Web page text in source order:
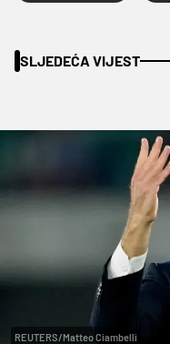
SLJEDEĆA VIJEST
REUTERS/Matteo Ciambelli